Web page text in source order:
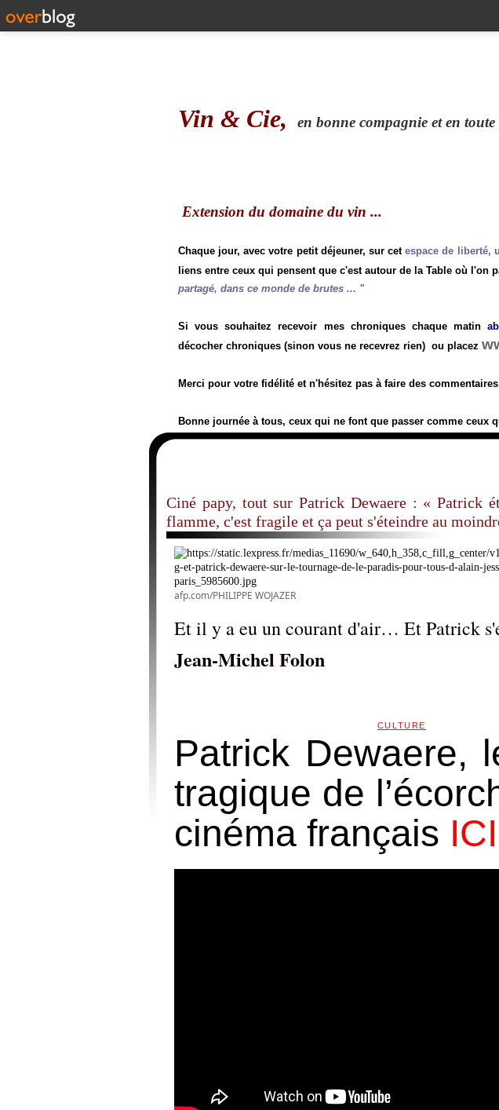
Vin & Cie, en bonne compagnie et en toute
Extension du domaine du vin ...
Chaque jour, avec votre petit déjeuner, sur cetespace de liberté, u
liens entre ceux qui pensent que c'est autour de la Table où l'on
partagé, dans ce monde de brutes ... "
Si vous souhaitez recevoir mes chroniques chaque matin
décocher chroniques (sinon vous ne recevrez rien) ou placez
Merci pour votre fidélité et n'hésitez pas à faire des
Bonne journée à tous, ceux qui ne font que passer comme
Ciné papy, tout sur Patrick Dewaere : « Patrick
flamme, c'est fragile et ça peut s'éteindre au
afp.com/PHILIPPE WOJAZER
Et il y a eu un courant d'air… Et Patrick
Jean-Michel Folon
CULTURE
Patrick Dewaere,
tragique de
cinéma français ICI